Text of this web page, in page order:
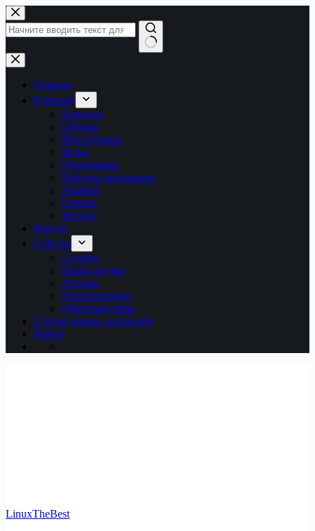
Перейти
к
сути
Ничего
не
найденоГлавная
Рубрики
Новости
Обзоры
Инструкции
Игры
Программы
Рабочее окружение
Android
Сервер
Железо
Форум
LTB.net
О сайте
Наши друзья
Авторы
Пожертвовать
Обратная связь
Статьи наших читателей
Войти
LinuxTheBest